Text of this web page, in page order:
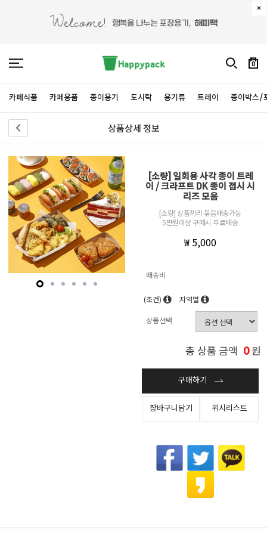
0
카페식품 카페용품 종이용기 도시락 용기류 트레이 종이박스/
상품상세 정보
[소량] 일회용 사각 종이 트레
이 / 크라프트 DK 종이 접시 시
리즈 모음
[소량] 상품끼리 묶음배송가능
5만원이상 구매시 무료배송
₩ 5,000
배송비
(조건) 지역별
상품선택
총 상품 금액 0원
구매하기
장바구니담기 위시리스트